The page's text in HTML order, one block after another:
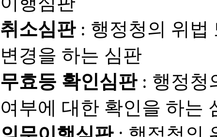
취소심판: 행정청의 위법
변경을 하는 심판
무효등 확인심판: 행정청
여부에 대한 확인을 하는